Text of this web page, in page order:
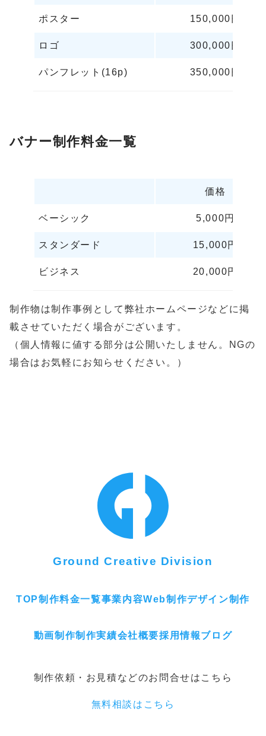
ポスター 150,000円
ロゴ 300,000円
パンフレット(16p) 350,000円
バナ ー制作料金一覧
価格
ベーシック 5,000円
スタンダード 15,000円
ビジネス 20,000円
制作物は制作事例として弊社ホームページなどに掲
載させていただく場合がございます。
（個人情報に値する部分は公開いたしません。NGの
場合はお気軽にお知らせください。）
Ground Creative Division
TOP制作料金一覧事業内容Web制作デザイン制作
動画制作制作実績会社概要採用情報ブログ
制作依頼・お見積などのお問合せはこちら
無料相談はこちら